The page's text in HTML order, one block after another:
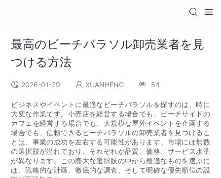
最高のビーチパラソル卸売業者を見
つける方法
2026-01-29 XUANHENG 54
ビジネスやイベントに最適なビーチパラソルを探すのは、時に
大変な作業です。小売店を経営する場合でも、ビーチサイドの
カフェを経営する場合でも、大規模な屋外イベントを企画する
場合でも、信頼できるビーチパラソルの卸売業者を見つけるこ
とは、事業の成功を左右する可能性があります。市場には無数
の選択肢が溢れており、それぞれが品質、価格、サービス水準
が異なります。この膨大な選択肢の中から最適なものを選ぶに
は、戦略的な計画、徹底的な調査、そして明確な優先順位の設